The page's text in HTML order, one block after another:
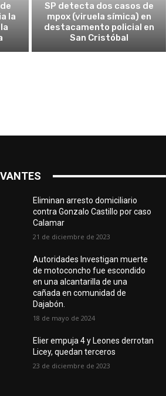
la
SP detecta dos casos de
mpox (viruela símica) en
destacamento policial en
San Cristóbal
Eliminan arresto domiciliario
contra Gonzalo Castillo por caso
Calamar
21 de diciembre de 2023
Autoridades Investigan muerte
de motoconcho fue escondido
en una alcantarilla de una
cañada en comunidad de
Dajabón.
18 de mayo de 2024
Elier empuja 4 y Leones derrotan
Licey, quedan terceros
23 de diciembre de 2023